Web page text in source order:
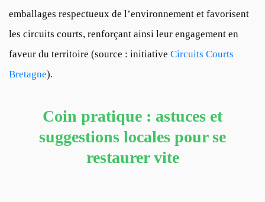
emballages respectueux de l’environnement et favorisent
les circuits courts, renforçant ainsi leur engagement en
faveur du territoire (source : initiative Circuits Courts
Bretagne).
Coin pratique : astuces et
suggestions locales pour se
restaurer vite